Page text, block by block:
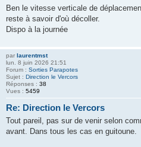
Ben le vitesse verticale de
reste à savoir d'où décoller.
Dispo à la journée
par laurentmst
lun. 8 juin 2026 21:51
Forum : Sorties Parapotes
Sujet : Direction le Vercors
Réponses : 38
Vues : 5459
Re: Direction le Vercors
Tout pareil, pas sur de venir selon
avant. Dans tous les cas en guitoune.